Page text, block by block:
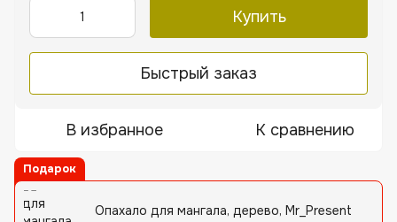
Купить
Быстрый заказ
В избранное К сравнению
Подарок
Опахало для мангала, дерево, Mr_Present